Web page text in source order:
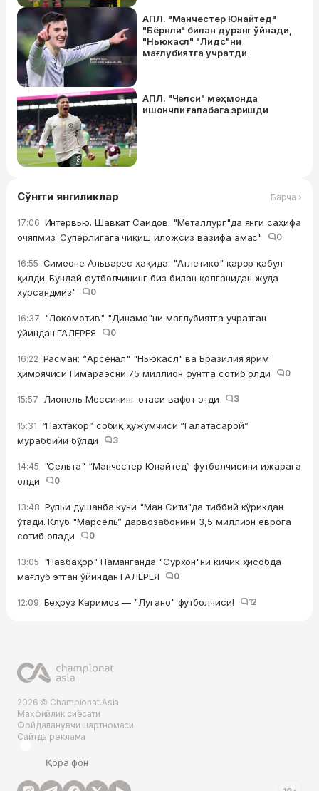
АПЛ. "Манчестер Юнайтед"
"Бёрнли" билан дуранг ўйнади,
"Ньюкасл" "Лидс"ни
мағлубиятга учратди
АПЛ. "Челси" меҳмонда
ишончли ғалабага эришди
Сўнгги янгиликлар Барча ›
17:06 Интервью. Шавкат Саидов: "Металлург"да янги саҳифа
очяпмиз. Суперлигага чиқиш иложсиз вазифа эмас"
0
16:55 Симеоне Альварес ҳақида: "Атлетико" қарор қабул
қилди. Бундай футболчининг биз билан қолганидан жуда
хурсандмиз"
0
16:37 "Локомотив" "Динамо"ни мағлубиятга учратган
ўйиндан ГАЛЕРЕЯ
0
16:22 Расман: “Арсенал" "Ньюкасл" ва Бразилия ярим
ҳимоячиси Гимараэсни 75 миллион фунтга сотиб олди
0
15:57 Лионель Мессининг отаси вафот этди 3
15:31 “Пахтакор” собиқ ҳужумчиси “Галатасарой”
мураббийи бўлди
3
14:45 "Сельта" “Манчестер Юнайтед” футболчисини ижарага
олди
0
13:48 Рульи душанба куни "Ман Сити"да тиббий кўрикдан
ўтади. Клуб "Марсель” дарвозабонини 3,5 миллион еврога
сотиб олади
0
13:05 "Навбаҳор" Наманганда "Сурхон"ни кичик ҳисобда
мағлуб этган ўйиндан ГАЛЕРЕЯ
0
12:09 Беҳруз Каримов — "Лугано" футболчиси! 12
2026 © Championat.Asia
Махфийлик сиёсати
Фойдаланувчи шартномаси
Сайтда реклама
Қора фон